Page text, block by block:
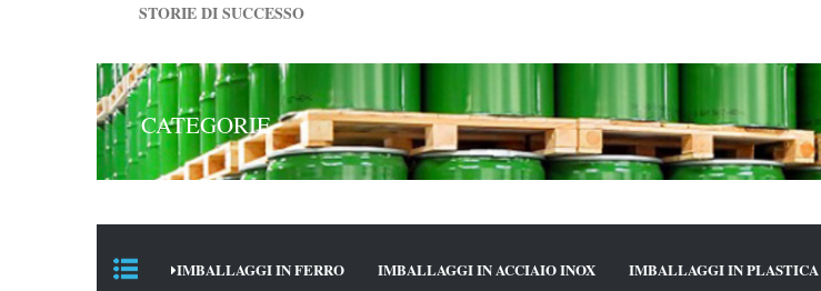
STORIE DI SUCCESSO
CATEGORIE
IMBALLAGGI IN FERRO IMBALLAGGI IN ACCIAIO INOX IMBALLAGGI IN PLASTICA